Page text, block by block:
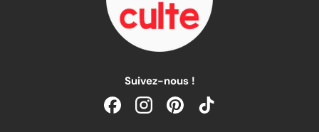
Suivez-nous !
FacebookInstagramPinterestTikTok